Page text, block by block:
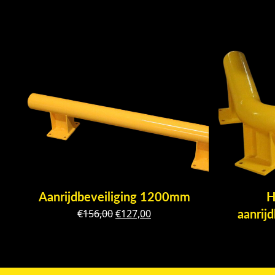
Aanrijdbeveiliging 1200mm
€156,00Oorspronkelijke
€127,00Huidige